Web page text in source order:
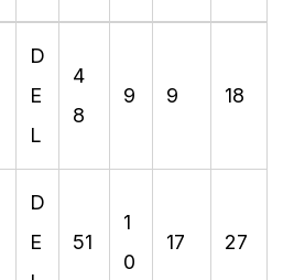
D
E
L
4
8
9 9 18
D
E
51
1
0
17 27